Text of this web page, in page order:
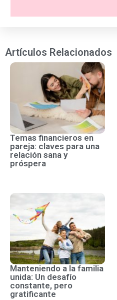
Artículos Relacionados
Temas financieros en
pareja: claves para una
relación sana y
próspera
Manteniendo a la familia
unida: Un desafío
constante, pero
gratificante